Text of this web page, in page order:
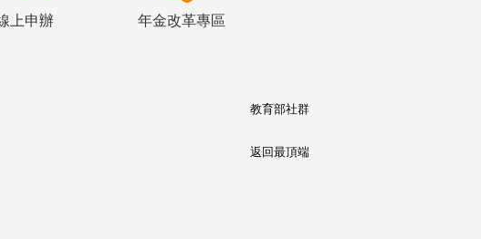
上申辦 年金改革專區
教育部社群
返回最頂端